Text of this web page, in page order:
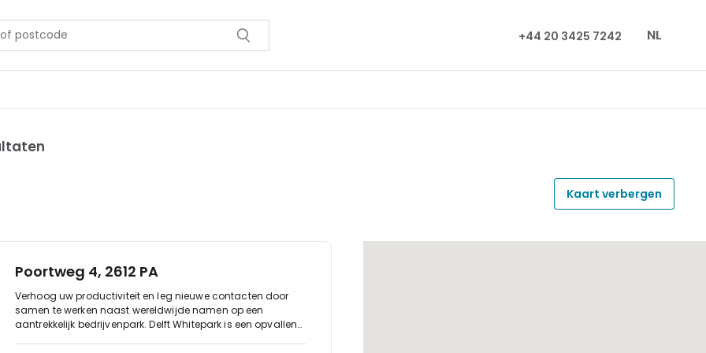
+44 20 3425 7242 NL
Kaart verbergen
Poortweg 4, 2612 PA
Verhoog uw productiviteit en leg nieuwe contacten door
samen te werken naast wereldwijde namen op een
aantrekkelijk bedrijvenpark. Delft Whitepark is een opvallend